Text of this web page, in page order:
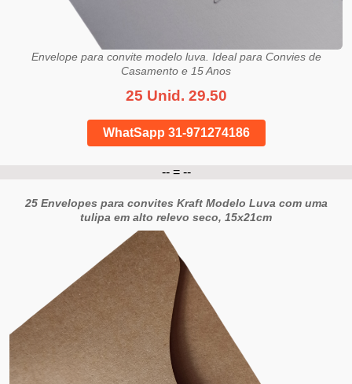
Envelope para convite modelo luva. Ideal para Convies de
Casamento e 15 Anos
25 Unid. 29.50
WhatSapp 31-971274186
-- = --
25 Envelopes para convites Kraft Modelo Luva com uma
tulipa em alto relevo seco, 15x21cm